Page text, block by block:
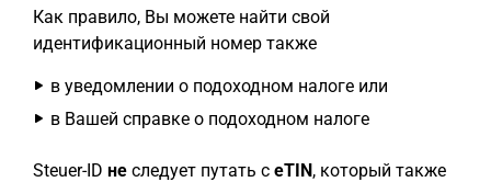
Как правило, Вы можете найти свой
идентификационный номер также
в уведомлении о подоходном налоге или
в Вашей справке о подоходном налоге
Steuer-ID не следует путать с eTIN, который также